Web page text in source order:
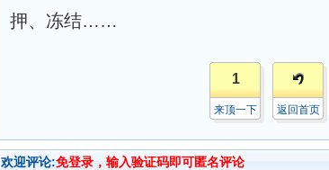
押、冻结……
1
来顶一下 返回首页
欢迎评论:免登录，输入验证码即可匿名评论